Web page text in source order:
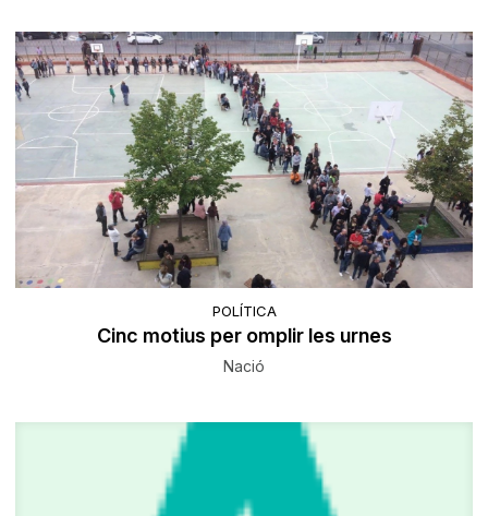
POLÍTICA
Cinc motius per omplir les urnes
Nació